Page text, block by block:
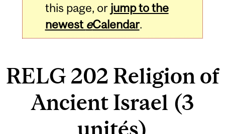
this page, or jump to the
newest eCalendar.
RELG 202 Religion of
Ancient Israel (3
unités)